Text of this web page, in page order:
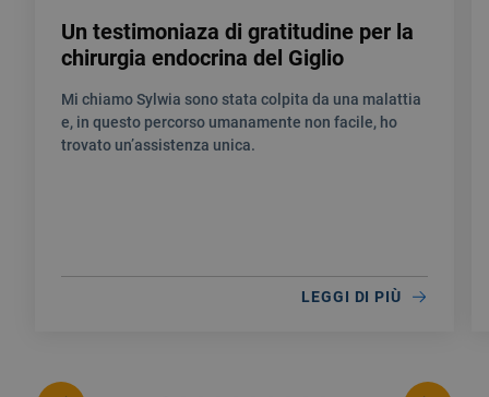
Un testimoniaza di gratitudine per la
chirurgia endocrina del Giglio
Mi chiamo Sylwia sono stata colpita da una malattia
e, in questo percorso umanamente non facile, ho
trovato un’assistenza unica.
LEGGI DI PIÙ